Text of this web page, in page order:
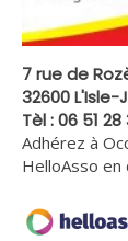
7 rue de
32600 L'Isle-
Tèl : 06 51
Adhérez à
HelloAsso en